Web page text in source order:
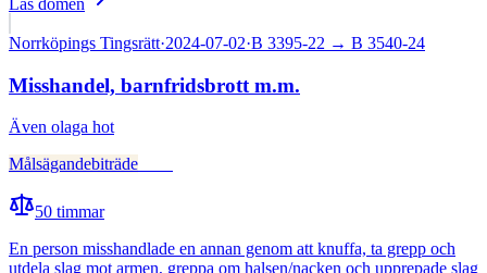
Norrköpings Tingsrätt·2024-07-02·B 3395-22 → B 3540-24
Misshandel, barnfridsbrott m.m.
Även olaga hot
Målsägandebiträde
50 timmar
En person misshandlade en annan genom att knuffa, ta grepp och
utdela slag mot armen, greppa om halsen/nacken och upprepade slag